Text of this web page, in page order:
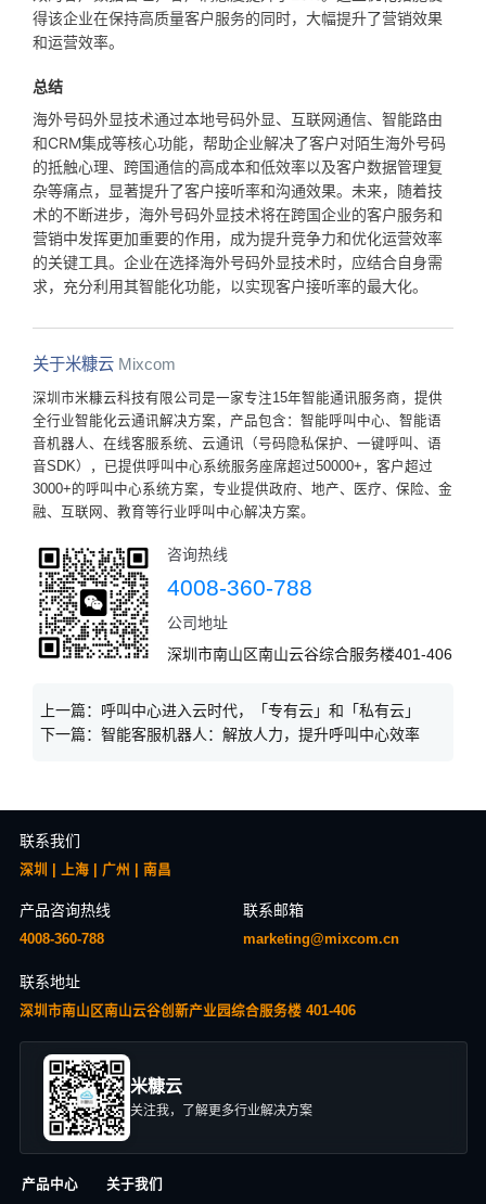
得该企业在保持高质量客户服务的同时，大幅提升了营销效果
和运营效率。
总结
海外号码外显技术通过本地号码外显、互联网通信、智能路由
和CRM集成等核心功能，帮助企业解决了客户对陌生海外号码
的抵触心理、跨国通信的高成本和低效率以及客户数据管理复
杂等痛点，显著提升了客户接听率和沟通效果。未来，随着技
术的不断进步，海外号码外显技术将在跨国企业的客户服务和
营销中发挥更加重要的作用，成为提升竞争力和优化运营效率
的关键工具。企业在选择海外号码外显技术时，应结合自身需
求，充分利用其智能化功能，以实现客户接听率的最大化。
关于米糠云 Mixcom
深圳市米糠云科技有限公司是一家专注15年智能通讯服务商，提供
全行业智能化云通讯解决方案，产品包含：智能呼叫中心、智能语
音机器人、在线客服系统、云通讯（号码隐私保护、一键呼叫、语
音SDK），已提供呼叫中心系统服务座席超过50000+，客户超过
3000+的呼叫中心系统方案，专业提供政府、地产、医疗、保险、金
融、互联网、教育等行业呼叫中心解决方案。
咨询热线
4008-360-788
公司地址
深圳市南山区南山云谷综合服务楼401-406
上一篇： 呼叫中心进入云时代，「专有云」和「私有云」
下一篇： 智能客服机器人：解放人力，提升呼叫中心效率
联系我们
深圳 | 上海 | 广州 | 南昌
产品咨询热线
4008-360-788
联系邮箱
marketing@mixcom.cn
联系地址
深圳市南山区南山云谷创新产业园综合服务楼 401-406
米糠云
关注我，了解更多行业解决方案
产品中心 关于我们